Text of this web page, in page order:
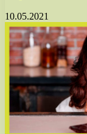
10.05.2021